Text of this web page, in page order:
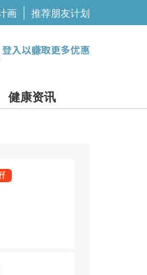
画 推荐朋友计划
登入以赚取更多优惠
健康资讯